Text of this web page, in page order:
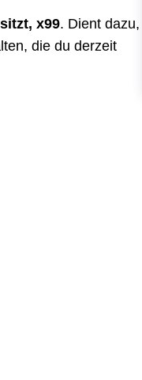
x99. Dient dazu,
die du derzeit